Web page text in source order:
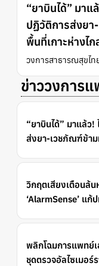
“ยาบินได้” มาแ
ปฏิวัติการส่งยา
พื้นที่เกาะห่างไก
วงการสาธารณสุขไท
ข่าววงการ
“ยาบินได้” มาแล้ว
ส่งยา-เวชภัณฑ์ข้าม
วิกฤตเสียงเตือนล้
‘AlarmSense’ แ
พลิกโฉมการแพทย์เ
ชุดตรวจอัลไซเมอร์